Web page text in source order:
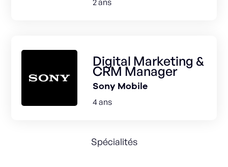
2 ans
Digital Marketing &
CRM Manager
Sony Mobile
4 ans
Spécialités